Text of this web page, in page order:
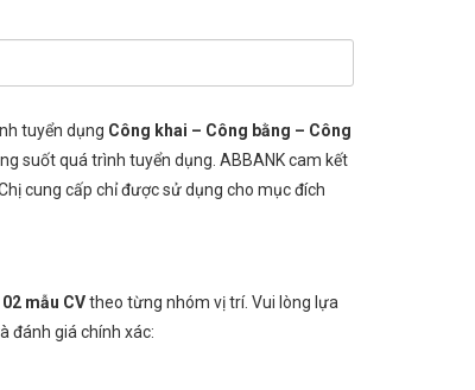
tuyển dụng Công khai – Công bằng – Công
suốt quá trình tuyển dụng. ABBANK cam kết
cung cấp chỉ được sử dụng cho mục đích
02 mẫu CVtheo từng nhóm vị trí. Vui lòng lựa
đánh giá chính xác: